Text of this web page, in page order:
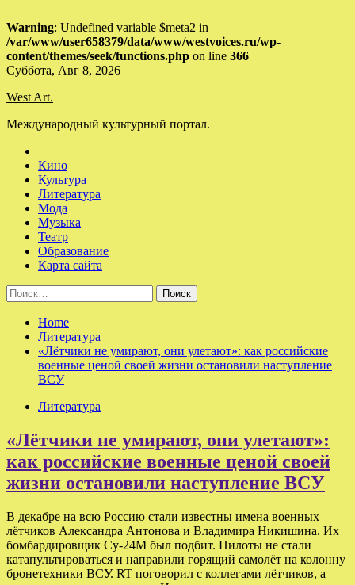
Warning: Undefined variable $meta2 in
/var/www/user658379/data/www/westvoices.ru/wp-
content/themes/seek/functions.php on line 366
Skip
content
Суббота, Авг 8, 2026
West Art.
Международный культурный портал.
Кино
Культура
Литература
Мода
Музыка
Театр
Образование
Карта сайта
Найти:
Home
Литература
«Лётчики не умирают, они улетают»: как российские
военные ценой своей жизни остановили наступление
ВСУ
Литература
«Лётчики не умирают, они улетают»:
как российские военные ценой своей
жизни остановили наступление ВСУ
В декабре на всю Россию стали известны имена военных
лётчиков Александра Антонова и Владимира Никишина. Их
бомбардировщик Су-24М был подбит. Пилоты не стали
катапультироваться и направили горящий самолёт на колонну
бронетехники ВСУ. RT поговорил с коллегами лётчиков, а